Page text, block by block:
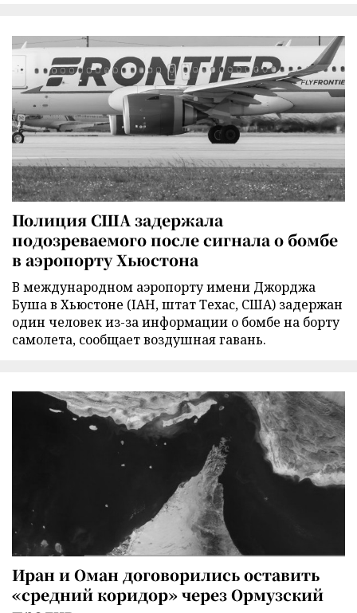
Полиция США задержала
подозреваемого после сигнала о бомбе
в аэропорту Хьюстона
В международном аэропорту имени Джорджа
Буша в Хьюстоне (IAH, штат Техас, США) задержан
один человек из-за информации о бомбе на борту
самолета, сообщает воздушная гавань.
Иран и Оман договорились оставить
«средний коридор» через Ормузский